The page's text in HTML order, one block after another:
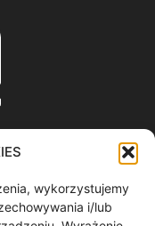
wykorzystujemy
i/lub